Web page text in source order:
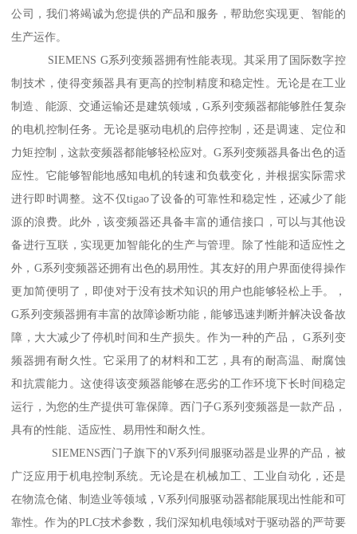
公司，我们将竭诚为您提供的产品和服务，帮助您实现更、智能的
生产运作。
SIEMENS G系列变频器拥有性能表现。其采用了国际数字控
制技术，使得变频器具有更高的控制精度和稳定性。无论是在工业
制造、能源、交通运输还是建筑领域，G系列变频器都能够胜任复杂
的电机控制任务。无论是驱动电机的启停控制，还是调速、定位和
力矩控制，这款变频器都能够轻松应对。G系列变频器具备出色的适
应性。它能够智能地感知电机的转速和负载变化，并根据实际需求
进行即时调整。这不仅tigao了设备的可靠性和稳定性，还减少了能
源的浪费。此外，该变频器还具备丰富的通信接口，可以与其他设
备进行互联，实现更加智能化的生产与管理。除了性能和适应性之
外，G系列变频器还拥有出色的易用性。其友好的用户界面使得操作
更加简便明了，即使对于没有技术知识的用户也能够轻松上手。，
G系列变频器拥有丰富的故障诊断功能，能够迅速判断并解决设备故
障，大大减少了停机时间和生产损失。作为一种的产品， G系列变
频器拥有耐久性。它采用了的材料和工艺，具有的耐高温、耐腐蚀
和抗震能力。这使得该变频器能够在恶劣的工作环境下长时间稳定
运行，为您的生产提供可靠保障。西门子G系列变频器是一款产品，
具有的性能、适应性、易用性和耐久性。
SIEMENS西门子旗下的V系列伺服驱动器是业界的产品，被
广泛应用于机电控制系统。无论是在机械加工、工业自动化，还是
在物流仓储、制造业等领域，V系列伺服驱动器都能展现出性能和可
靠性。作为的PLC技术参数，我们深知机电领域对于驱动器的严苛要